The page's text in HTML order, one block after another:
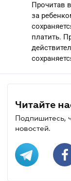
Прочитав
за
платить.
Читайте
Подпишитесь,
новостей.